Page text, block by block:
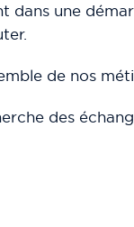
dans une
de nos
des